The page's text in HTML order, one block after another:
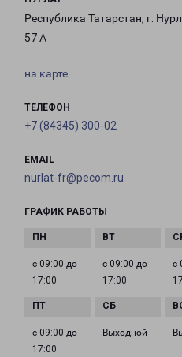
Республика Татарстан, г.
57 А
на карте
ТЕЛЕФОН
+7 (84345) 300-02
EMAIL
nurlat-fr@pecom.ru
ГРАФИК РАБОТЫ
с 09:00 до
17:00
с 09:00 до
17:00
с
с 09:00 до
17:00
Выходной